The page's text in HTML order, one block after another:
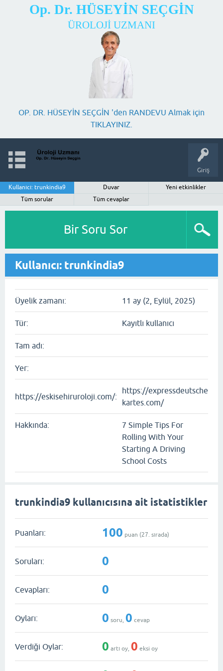
Op. Dr. HÜSEYİN SEÇGİN
ÜROLOJİ UZMANI
OP. DR. HÜSEYİN SEÇGİN 'den RANDEVU Almak için
TIKLAYINIZ.
Giriş
Kullanıcı: trunkindia9 Duvar
Yeni etkinlikler
Tüm sorular
Tüm cevaplar
Bir Soru Sor
Kullanıcı: trunkindia9
Üyelik zamanı: 11 ay (2, Eylül, 2025)
Tür: Kayıtlı kullanıcı
Tam adı:
Yer:
https://eskisehiruroloji.com/:
https://expressdeutsche
kartes.com/
Hakkında:
7 Simple Tips For
Rolling With Your
Starting A Driving
School Costs
trunkindia9 kullanıcısına ait istatistikler
Puanları: 100 puan (27 . sırada)
Soruları: 0
Cevapları: 0
Oyları: 0 soru, 0 cevap
Verdiği Oylar: 0 artı oy, 0 eksi oy